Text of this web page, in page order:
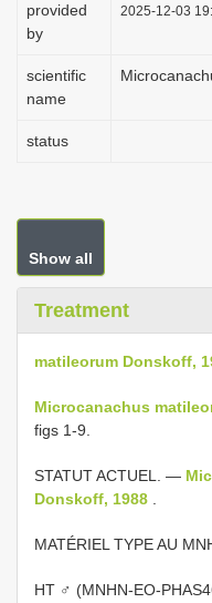
provided
by
2025-12-03
scientific
name
status
Show all
Treatment
matileorum Donskoff,
Microcanachus
figs 1-9.
STATUT ACTUEL. —
Donskoff, 1988
MATÉRIEL TYPE AU
HT ♂ (MNHN-EO-